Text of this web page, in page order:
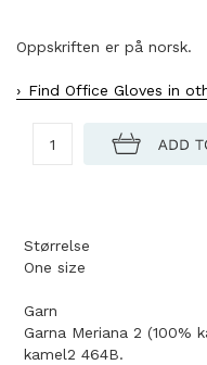
Oppskriften er på norsk.
Find Office Gloves in
Størrelse
One size
Garn
Garna Meriana 2 (100%
kamel2 464B.